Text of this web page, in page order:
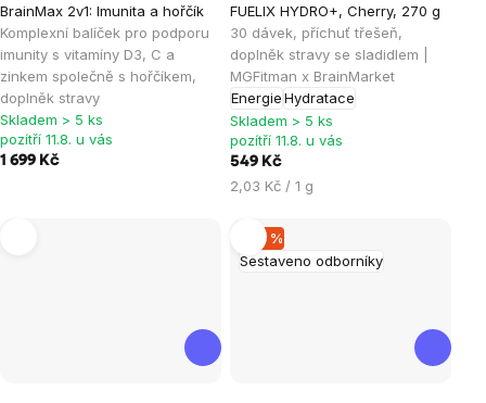
BrainMax 2v1: Imunita a hořčík
Komplexní balíček pro podporu
imunity s vitamíny D3, C a
zinkem společně s hořčíkem,
doplněk stravy
hodnocení
produktu
je
5,0
z
5
Skladem > 5 ks
pozítří 11.8. u vás
1 699 Kč
FUELIX HYDRO+, Cherry, 270 g
30 dávek, příchuť třešeň,
doplněk stravy se sladidlem |
MGFitman x BrainMarket
EnergieHydratace
Skladem > 5 ks
pozítří 11.8. u vás
549 Kč
Měrná
2,03 Kč / 1 g
Sestaveno odborníky
–20 %